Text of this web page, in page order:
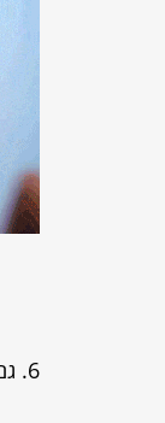
6. גם ענבל ביבי יודעת לשחק עם השיער